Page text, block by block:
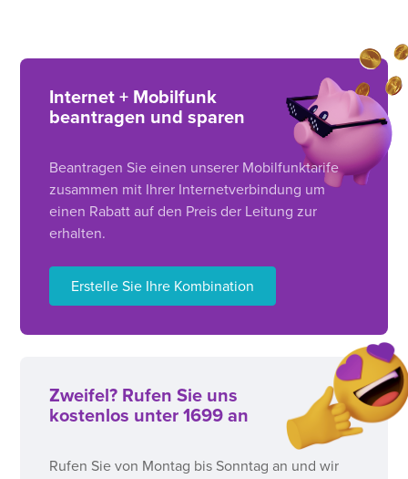
Internet + Mobilfunk
beantragen und sparen
Beantragen Sie einen unserer Mobilfunktarife
zusammen mit Ihrer Internetverbindung um
einen Rabatt auf den Preis der Leitung zur
erhalten.
Erstelle Sie Ihre Kombination
Zweifel? Rufen Sie uns
kostenlos unter 1699 an
Rufen Sie von Montag bis Sonntag an und wir